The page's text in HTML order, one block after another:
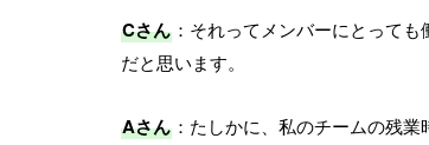
Cさん ：それってメンバーにとっても
だと思います。
Aさん ：たしかに、私のチームの残